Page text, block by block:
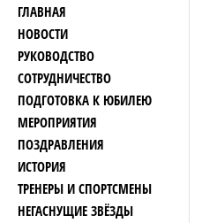
ГЛАВНАЯ
НОВОСТИ
РУКОВОДСТВО
СОТРУДНИЧЕСТВО
ПОДГОТОВКА К ЮБИЛЕЮ
МЕРОПРИЯТИЯ
ПОЗДРАВЛЕНИЯ
ИСТОРИЯ
ТРЕНЕРЫ И СПОРТСМЕНЫ
НЕГАСНУЩИЕ ЗВЁЗДЫ